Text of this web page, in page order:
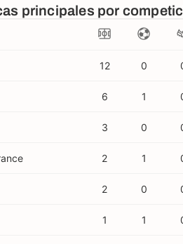
principales por
12 0
6 1
3 0
2 1
2 0
1 1